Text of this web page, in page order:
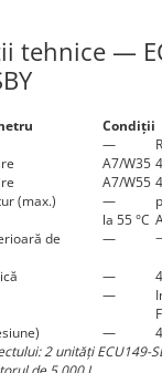
tehnice —
Condiții
—
A7/W35
A7/W55
(max.)
—
la 55 °C
de
—
—
—
—
2 unități ECU149-